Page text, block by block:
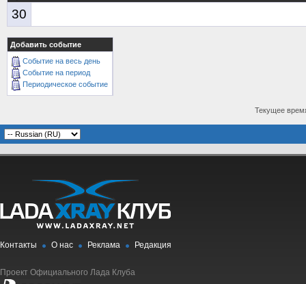
30
Добавить событие
Событие на весь день
Событие на период
Периодическое событие
Текущее
Контакты О нас Реклама Редакция
Проект Официального Лада Клуба